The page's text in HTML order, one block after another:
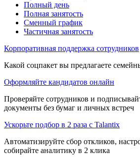
Полный день
Полная занятость
Сменный график
Частичная занятость
Корпоративная поддержка сотрудников
Какой соцпакет вы предлагаете
Оформляйте кандидатов онлайн
Проверяйте сотрудников и
документы без бумаг и личных встреч
Ускорьте подбор в 2 раза с Talantix
Автоматизируйте сбор откликов,
собирайте аналитику в 2 клика